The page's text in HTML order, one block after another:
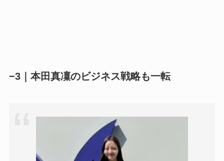
−3｜本田真凜のビジネス戦略も一転